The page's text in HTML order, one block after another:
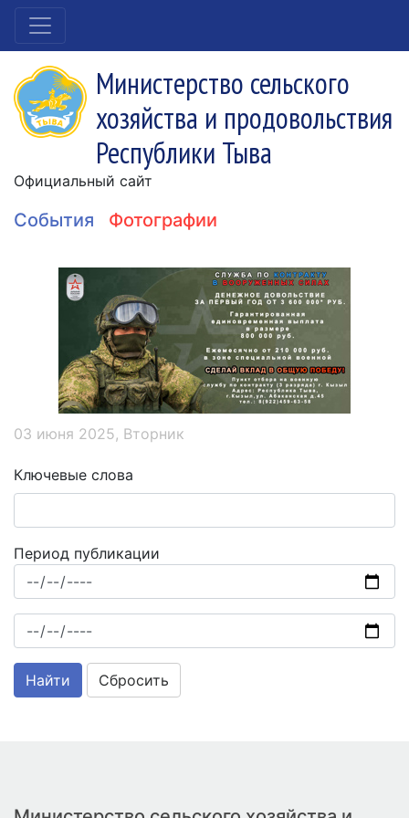
Министерство сельского
хозяйства и продовольствия
Республики Тыва
Официальный сайт
События Фотографии
03 июня 2025, Вторник
Ключевые слова
Период публикации
Сбросить